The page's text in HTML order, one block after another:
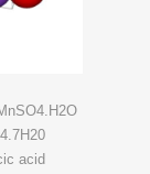
acid